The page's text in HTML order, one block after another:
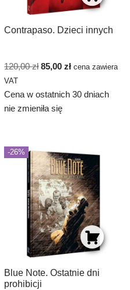
Contrapaso. Dzieci innych
120,00zł 85,00zł cena zawiera
VAT
Cena w ostatnich 30 dniach
nie zmieniła się
-26%
Blue Note. Ostatnie dni
prohibicji